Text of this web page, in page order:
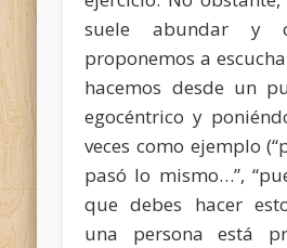
suele abundar y
proponemos a
hacemos desde un
egocéntrico y
veces como ejemplo
pasó lo mismo…”,
que debes hacer
una persona está